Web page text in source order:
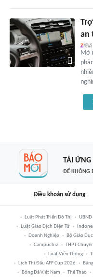
an
Mở
TẢI ỨNG
ĐỂ KHÔNG
Điều khoản sử dụng
Luật Phát Triển Đô Thị UBND
Luật Giao Dịch Điện Tử
Doanh Nghiệp
Bộ Giáo
Campuchia
THPT
Luật Viễn Thông
Lịch Thi Đấu AFF Cup 2026
Bóng Đá Việt Nam
Thể Thao